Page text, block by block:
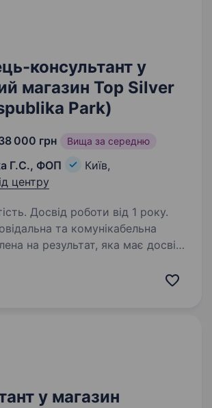
консультант у
магазин Top Silver
Park)
000 грн Вища за середню
Г.С., ФОП
Київ,
центру
Досвід роботи від 1 року.
на результат, яка має досвід
у магазин